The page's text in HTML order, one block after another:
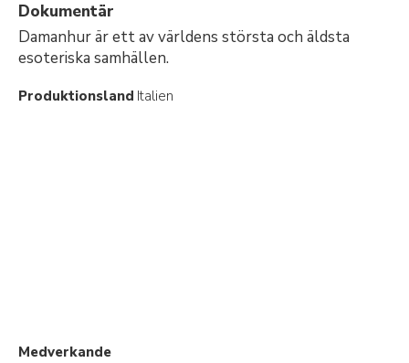
Dokumentär
Damanhur är ett av världens största och äldsta
esoteriska samhällen.
Produktionsland Italien
Medverkande